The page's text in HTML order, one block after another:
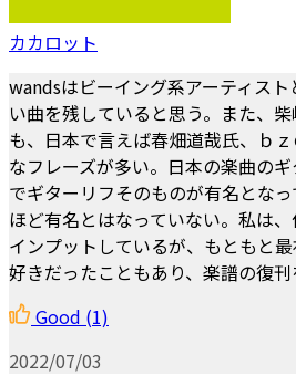
カカロット
wandsはビーイング系アーティス
い曲を残していると思う。また、
も、日本で言えば春畑道哉氏、ｂ
なフレーズが多い。日本の楽曲の
でギターリフそのものが有名とな
ほど有名とはなっていない。私は
インプットしているが、もともと
好きだったこともあり、楽譜の復刊
Good (1)
2022/07/03